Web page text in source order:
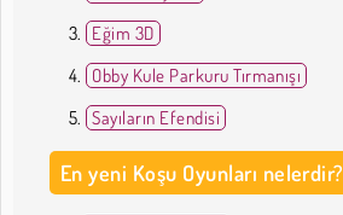
Eğim 3D
Obby Kule Parkuru Tırmanışı
Sayıların Efendisi
En yeni Koşu Oyunları nelerdir?